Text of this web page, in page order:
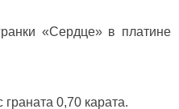
«Сердце» в платине
0,70 карата.